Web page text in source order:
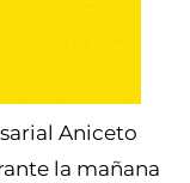
Aniceto
la mañana